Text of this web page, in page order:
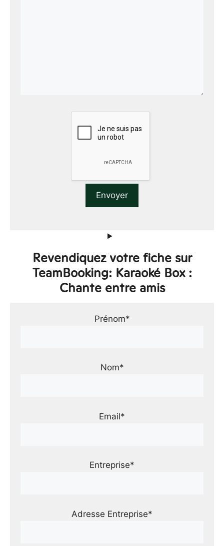
Revendiquez votre fiche sur
TeamBooking: Karaoké Box :
Chante entre amis
Prénom*
Nom*
Email*
Entreprise*
Adresse Entreprise*